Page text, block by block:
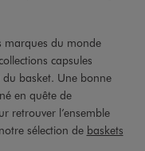
marques du monde
capsules
du basket. Une bonne
en quête de
retrouver l’ensemble
sélection de baskets